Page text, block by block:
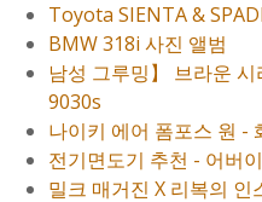
Toyota SIENTA &
BMW 318i 사진 앨범
남성 그루밍】 브라운
9030s
나이키 에어 폼포스 원 -
전기면도기 추천 - 어버
밀크 매거진 X 리복의